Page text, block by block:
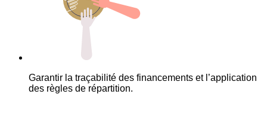
Garantir la traçabilité des financements et l’application
des règles de répartition.